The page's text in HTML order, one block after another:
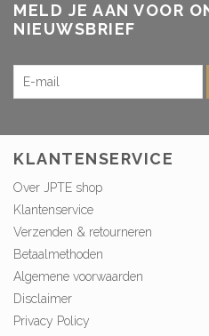
MELD JE AAN VOOR
NIEUWSBRIEF
KLANTENSERVICE
Over JPTE shop
Klantenservice
Verzenden & retourneren
Betaalmethoden
Algemene voorwaarden
Disclaimer
Privacy Policy